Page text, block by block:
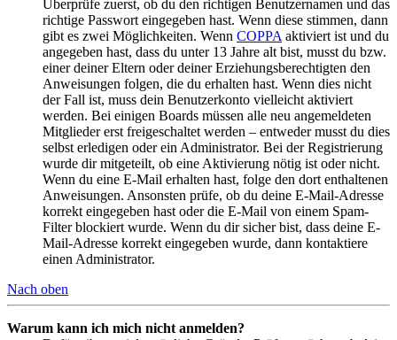
Überprüfe zuerst, ob du den richtigen Benutzernamen und das
richtige Passwort eingegeben hast. Wenn diese stimmen, dann
gibt es zwei Möglichkeiten. Wenn COPPA aktiviert ist und du
angegeben hast, dass du unter 13 Jahre alt bist, musst du bzw.
einer deiner Eltern oder deiner Erziehungsberechtigten den
Anweisungen folgen, die du erhalten hast. Wenn dies nicht
der Fall ist, muss dein Benutzerkonto vielleicht aktiviert
werden. Bei einigen Boards müssen alle neu angemeldeten
Mitglieder erst freigeschaltet werden – entweder musst du dies
selbst erledigen oder ein Administrator. Bei der Registrierung
wurde dir mitgeteilt, ob eine Aktivierung nötig ist oder nicht.
Wenn du eine E-Mail erhalten hast, folge den dort enthaltenen
Anweisungen. Ansonsten prüfe, ob du deine E-Mail-Adresse
korrekt eingegeben hast oder die E-Mail von einem Spam-
Filter blockiert wurde. Wenn du dir sicher bist, dass deine E-
Mail-Adresse korrekt eingegeben wurde, dann kontaktiere
einen Administrator.
Nach oben
Warum kann ich mich nicht anmelden?